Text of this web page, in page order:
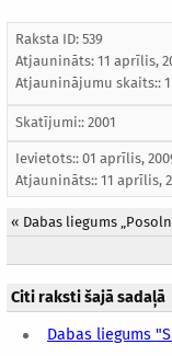
Raksta ID: 539
Atjaunināts: 11 aprīlis,
Atjauninājumu skaits:: 1
Skatījumi:: 2001
Ievietots:: 01 aprīlis,
Atjaunināts:: 11 aprīlis,
« Dabas liegums
Citi raksti šajā sadaļā
Dabas liegums